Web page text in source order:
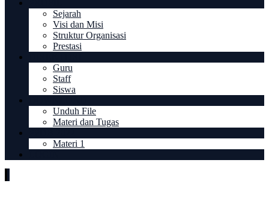
Sejarah
Visi dan Misi
Struktur Organisasi
Prestasi
Guru
Staff
Siswa
Unduh File
Materi dan Tugas
Materi 1